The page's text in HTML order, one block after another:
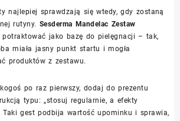
najlepiej sprawdzają się wtedy, gdy zostaną
rutyny. Sesderma Mandelac Zestaw
potraktować jako bazę do pielęgnacji – tak,
miała jasny punkt startu i mogła
produktów z zestawu.
po raz pierwszy, dodaj do prezentu
typu: „stosuj regularnie, a efekty
Taki gest podbija wartość upominku i sprawia,